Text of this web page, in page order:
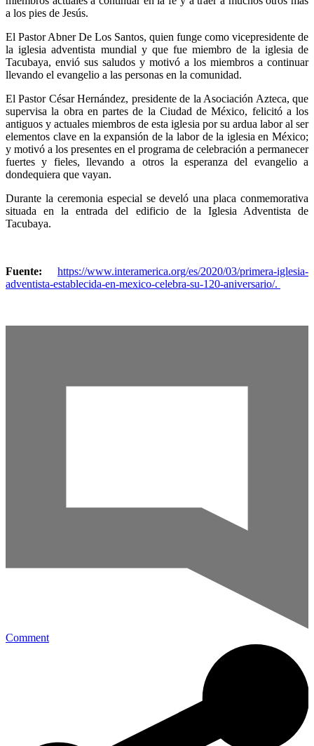
a los pies de Jesús.
El Pastor Abner De Los Santos, quien funge como vicepresidente de
la iglesia adventista mundial y que fue miembro de la iglesia de
Tacubaya, envió sus saludos y motivó a los miembros a continuar
llevando el evangelio a las personas en la comunidad.
El Pastor César Hernández, presidente de la Asociación Azteca, que
supervisa la obra en partes de la Ciudad de México, felicitó a los
antiguos y actuales miembros de esta iglesia por su ardua labor al ser
elementos clave en la expansión de la labor de la iglesia en México;
y motivó a los presentes en el programa de celebración a permanecer
fuertes y fieles, llevando a otros la esperanza del evangelio a
dondequiera que vayan.
Durante la ceremonia especial se develó una placa conmemorativa
situada en la entrada del edificio de la Iglesia Adventista de
Tacubaya.
Fuente: https://www.interamerica.org/es/2020/03/primera-iglesia-
adventista-establecida-en-mexico-celebra-su-120-aniversario/.
Comment